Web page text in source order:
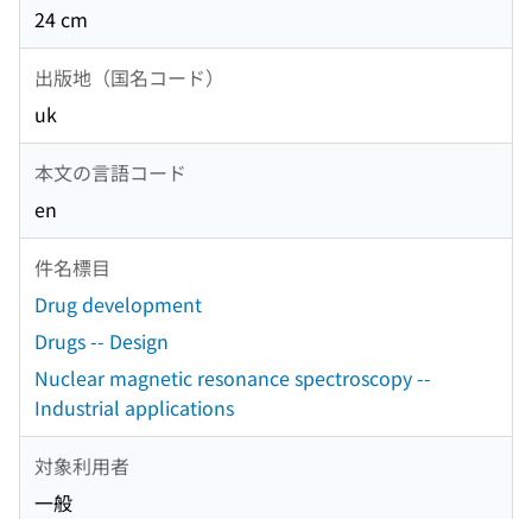
24 cm
出版地（国名コード）
uk
本文の言語コード
en
件名標目
Drug development
Drugs -- Design
Nuclear magnetic resonance spectroscopy --
Industrial applications
対象利用者
一般